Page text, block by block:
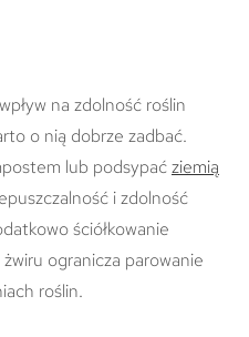
na zdolność roślin
o nią dobrze zadbać.
lub podsypaćziemią
i zdolność
ściółkowanie
ogranicza parowanie
roślin.